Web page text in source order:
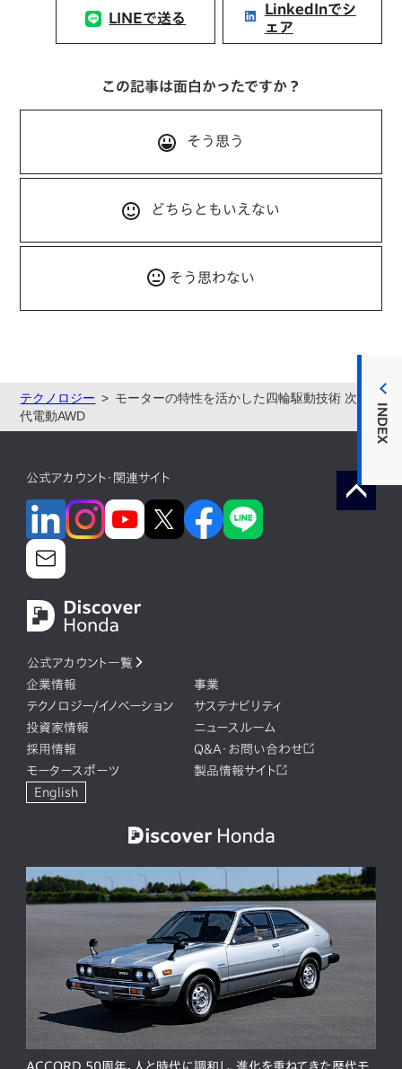
INDEX
LINEで送る
LinkedInでシ
ェア
この記事は面白かったですか？
そう思う
どちらともいえない
そう思わない
テクノロジー
モーターの特性を活かした四輪駆動技術 次世
代電動AWD
公式アカウント・関連サイト
公式アカウント一覧
企業情報
事業
テクノロジー/イノベーション
サステナビリティ
投資家情報
ニュースルーム
採用情報
Q&A・お問い合わせ
モータースポーツ
製品情報サイト
English
ACCORD 50周年。人と時代に調和し、進化を重ねてきた歴代モ